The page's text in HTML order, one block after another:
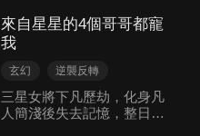
系統，複製洪荒級玄黃仙骨
強勢歸來。在藥鋪姑娘蘇靜
的幫助下，他一路復仇打
臉，卻發現昊天背後噬魂殿
是他們的血脈獵場。爲救被
困的父母，林羽峯闖總壇、
來自星星的4個哥哥都寵
我
玄幻
逆襲反轉
現代言情
三星女將下凡歷劫，化身凡
人簡淺後失去記憶，整日遭